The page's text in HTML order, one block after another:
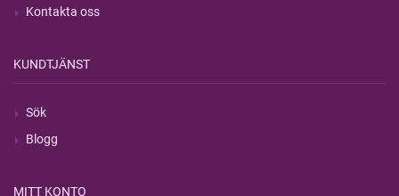
Kontakta oss
KUNDTJÄNST
Sök
Blogg
MITT KONTO